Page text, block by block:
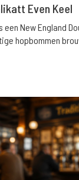
Even Keel
New England
hopbommen